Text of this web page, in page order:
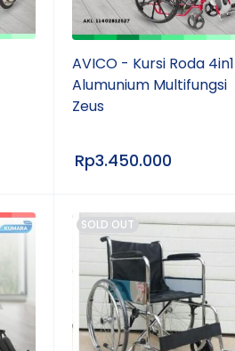
AVICO - Kursi Roda 4in1
Alumunium Multifungsi
Zeus
Rp3.450.000
SOLD OUT